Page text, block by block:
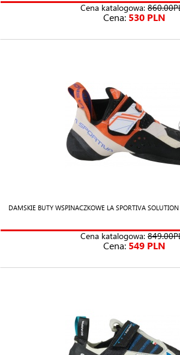
Cena katalogowa:
Cena: 530 PLN
DAMSKIE BUTY WSPINACZKOWE LA SPORTIVA
Cena katalogowa:
Cena: 549 PLN